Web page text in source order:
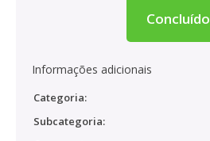
Concluído
Informações adicionais
Categoria:
Subcategoria: